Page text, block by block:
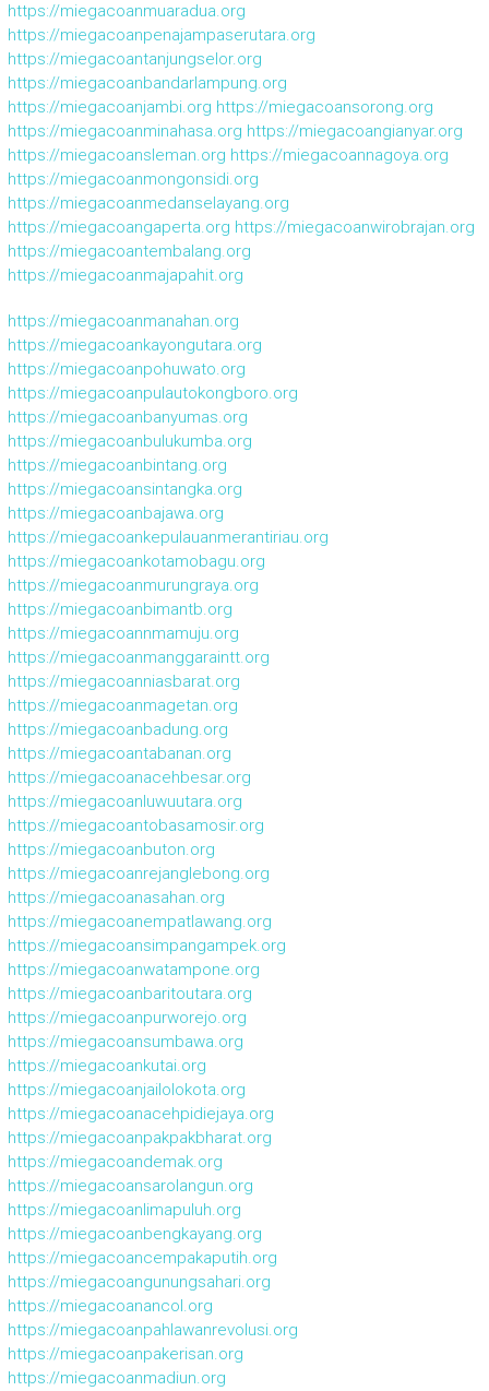
https://miegacoanmuaradua.org
https://miegacoanpenajampaserutara.org
https://miegacoantanjungselor.org
https://miegacoanbandarlampung.org
https://miegacoanjambi.org https://miegacoansorong.org
https://miegacoanminahasa.org https://miegacoangianyar.org
https://miegacoansleman.org https://miegacoannagoya.org
https://miegacoanmongonsidi.org
https://miegacoanmedanselayang.org
https://miegacoangaperta.org https://miegacoanwirobrajan.org
https://miegacoantembalang.org
https://miegacoanmajapahit.org
https://miegacoanmanahan.org
https://miegacoankayongutara.org
https://miegacoanpohuwato.org
https://miegacoanpulautokongboro.org
https://miegacoanbanyumas.org
https://miegacoanbulukumba.org
https://miegacoanbintang.org
https://miegacoansintangka.org
https://miegacoanbajawa.org
https://miegacoankepulauanmerantiriau.org
https://miegacoankotamobagu.org
https://miegacoanmurungraya.org
https://miegacoanbimantb.org
https://miegacoannmamuju.org
https://miegacoanmanggaraintt.org
https://miegacoanniasbarat.org
https://miegacoanmagetan.org
https://miegacoanbadung.org
https://miegacoantabanan.org
https://miegacoanacehbesar.org
https://miegacoanluwuutara.org
https://miegacoantobasamosir.org
https://miegacoanbuton.org
https://miegacoanrejanglebong.org
https://miegacoanasahan.org
https://miegacoanempatlawang.org
https://miegacoansimpangampek.org
https://miegacoanwatampone.org
https://miegacoanbaritoutara.org
https://miegacoanpurworejo.org
https://miegacoansumbawa.org
https://miegacoankutai.org
https://miegacoanjailolokota.org
https://miegacoanacehpidiejaya.org
https://miegacoanpakpakbharat.org
https://miegacoandemak.org
https://miegacoansarolangun.org
https://miegacoanlimapuluh.org
https://miegacoanbengkayang.org
https://miegacoancempakaputih.org
https://miegacoangunungsahari.org
https://miegacoanancol.org
https://miegacoanpahlawanrevolusi.org
https://miegacoanpakerisan.org
https://miegacoanmadiun.org